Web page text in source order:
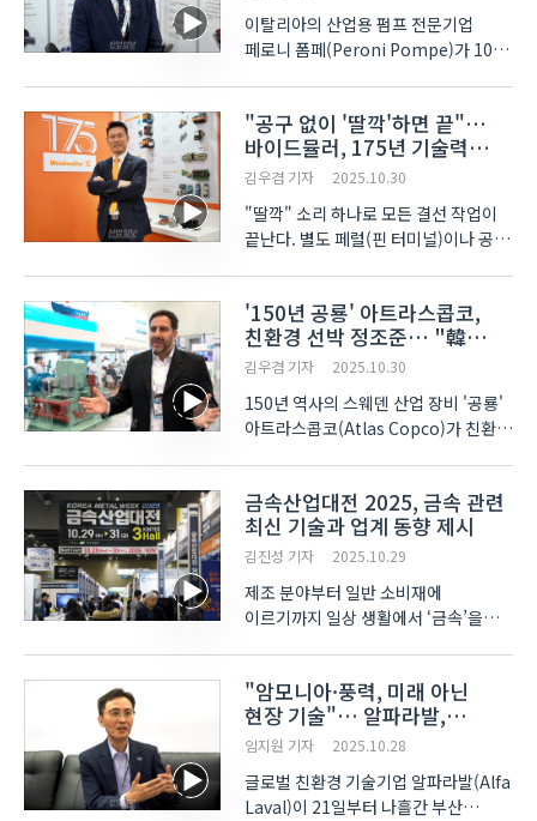
이탈리아의 산업용 펌프 전문기업
페로니 폼페(Peroni Pompe)가 10월
(KORMARINE 2025)에서 메탄올과
암모니아 등 차세대 해양 연료 공급을
위한 고압 펌프 솔루션을 공개했다.
이번 전..
"공구 없이 '딸깍'하면 끝"…
바이드뮬러, 175년 기술력
'Snap-in' 결선 공개
김우겸 기자 2025.10.30
"딸깍" 소리 하나로 모든 결선 작업이
끝난다. 별도 페럴(핀 터미널)이나 공구
육안이나 손으로 확인할 필요 없이
'딸깍' 소리만으로 완벽한 체결을
인지할 수 있다. 175년..
'150년 공룡' 아트라스콥코,
친환경 선박 정조준… "韓
해양시장 공략"
김우겸 기자 2025.10.30
150년 역사의 스웨덴 산업 장비 '공룡'
아트라스콥코(Atlas Copco)가 친환경
아트라스콥코코리아(Atlas Copco
Korea)는 지난 21일부터 24일까지
부산 벡스코에서 열린
‘국제조선해양산..
금속산업대전 2025, 금속 관련
최신 기술과 업계 동향 제시
김진성 기자 2025.10.29
제조 분야부터 일반 소비재에
이르기까지 일상 생활에서 ‘금속’을
탄소중립, 성능 개선 등을 위해 새로운
금속소재의 개발도 빠른 속도로
진행되고 있다. 1989년부터 한국의..
"암모니아·풍력, 미래 아닌
현장 기술"… 알파라발,
‘코마린’서 3대 해법 제시
임지원 기자 2025.10.28
글로벌 친환경 기술기업 알파라발(Alfa
Laval)이 21일부터 나흘간 부산